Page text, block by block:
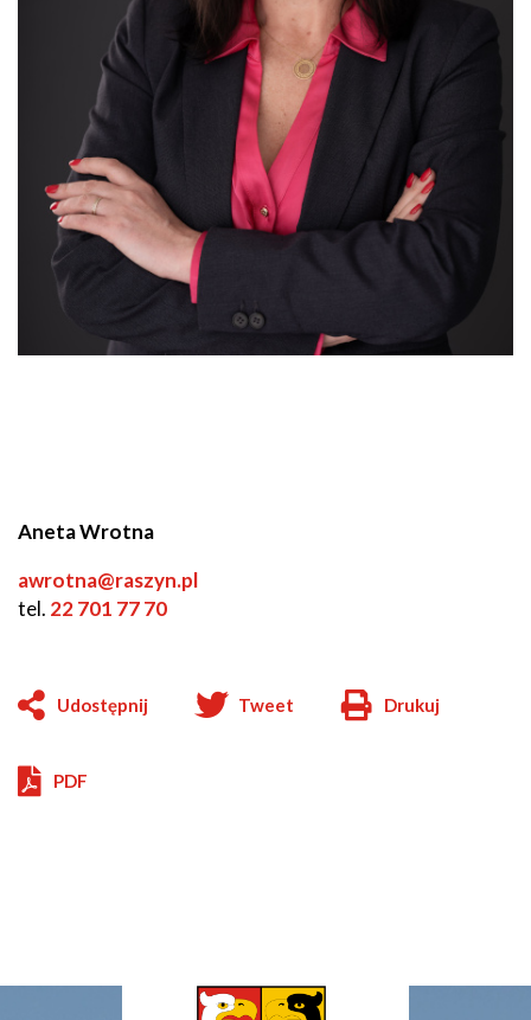
Aneta Wrotna
awrotna@raszyn.pl
tel. 22 701 77 70
Udostępnij Tweet
Will
Drukuj
PDF